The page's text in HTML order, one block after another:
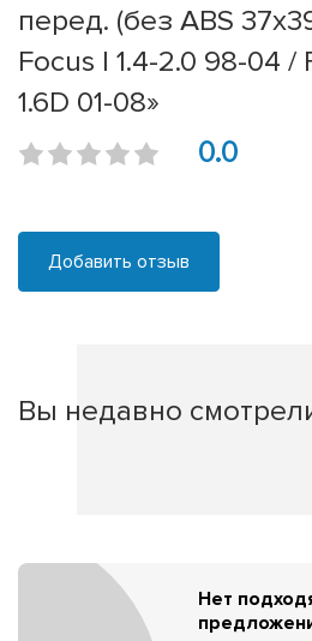
перед. (без ABS
Focus I 1.4-2.0 98-04 /
1.6D 01-08»
0.0
Добавить отзыв
Вы недавно
Нет